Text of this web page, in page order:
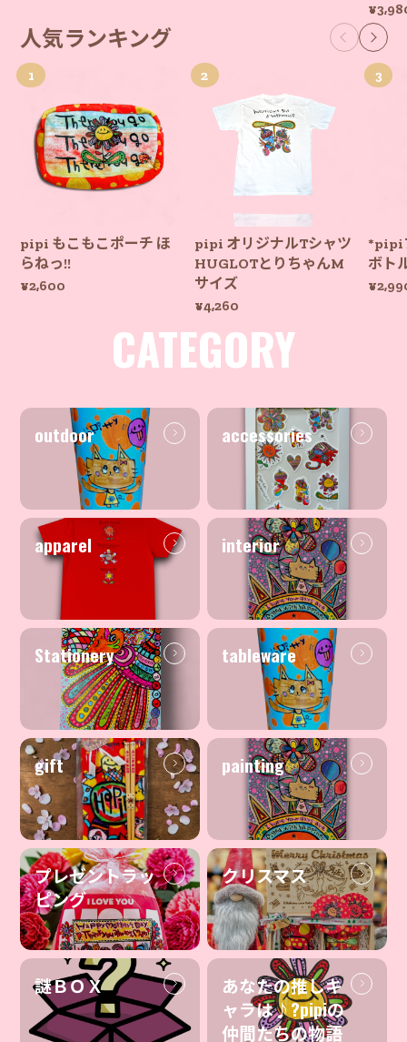
人気ランキング
pipi もこもこポーチ ほ
らねっ!!
¥2,600
pipi オリジナルTシャツ
HUGLOTとりちゃんM
サイズ
¥4,260
*pipi
ボト
CATEGORY
outdoor accessories
apparel interior
Stationery tableware
gift painting
プレゼントラッ
ピング
クリスマス
謎ＢＯＸ
あなたの推しキ
ャラは♪?pipiの
仲間たちの物語